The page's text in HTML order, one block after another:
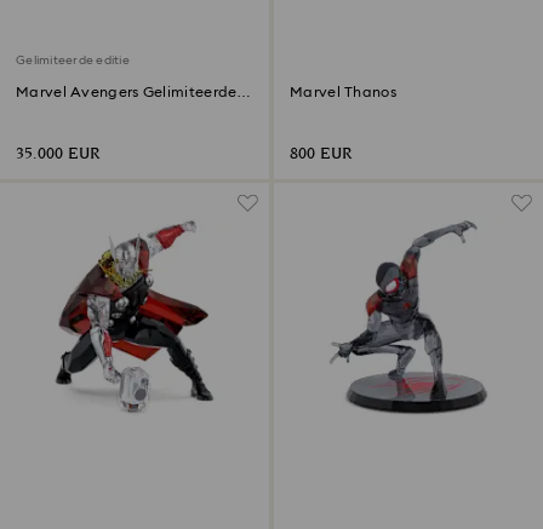
Gelimiteerde editie
Marvel Avengers Gelimiteerde
35.000 EUR
Marvel Thanos
800 EUR